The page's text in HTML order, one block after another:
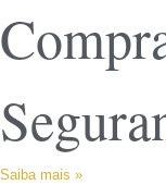
Saiba mais »